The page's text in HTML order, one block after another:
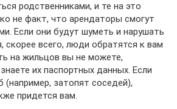
родственниками, и те на это
не факт, что арендаторы смогут
Если они будут шуметь и нарушать
скорее всего, люди обратятся к вам
на жильцов вы не можете,
их паспортных данных. Если
(например, затопят соседей),
придется вам.